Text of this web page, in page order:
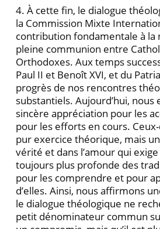
4. À cette fin, le dialogue
la Commission Mixte
contribution fondamentale à la
pleine communion entre
Orthodoxes. Aux temps
Paul II et Benoît XVI, et du
progrès de nos rencontres
substantiels. Aujourd’hui,
sincère appréciation pour les
pour les efforts en cours.
pur exercice théorique, mais
vérité et dans l’amour qui
toujours plus profonde des
pour les comprendre et pour
d’elles. Ainsi, nous affirmons
le dialogue théologique ne
petit dénominateur commun